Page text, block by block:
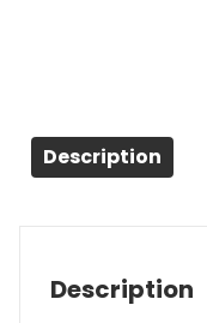
Description
Description